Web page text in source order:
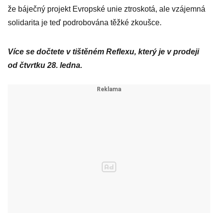
že báječný projekt Evropské unie ztroskotá, ale vzájemná
solidarita je teď podrobována těžké zkoušce.
Více se dočtete v tištěném Reflexu, který je v prodeji
od čtvrtku 28. ledna.